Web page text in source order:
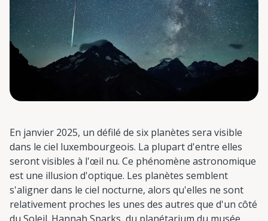
En janvier 2025, un défilé de six planètes sera visible
dans le ciel luxembourgeois. La plupart d'entre elles
seront visibles à l'œil nu. Ce phénomène astronomique
est une illusion d'optique. Les planètes semblent
s'aligner dans le ciel nocturne, alors qu'elles ne sont
relativement proches les unes des autres que d'un côté
du Soleil. Hannah Sparks, du planétarium du musée